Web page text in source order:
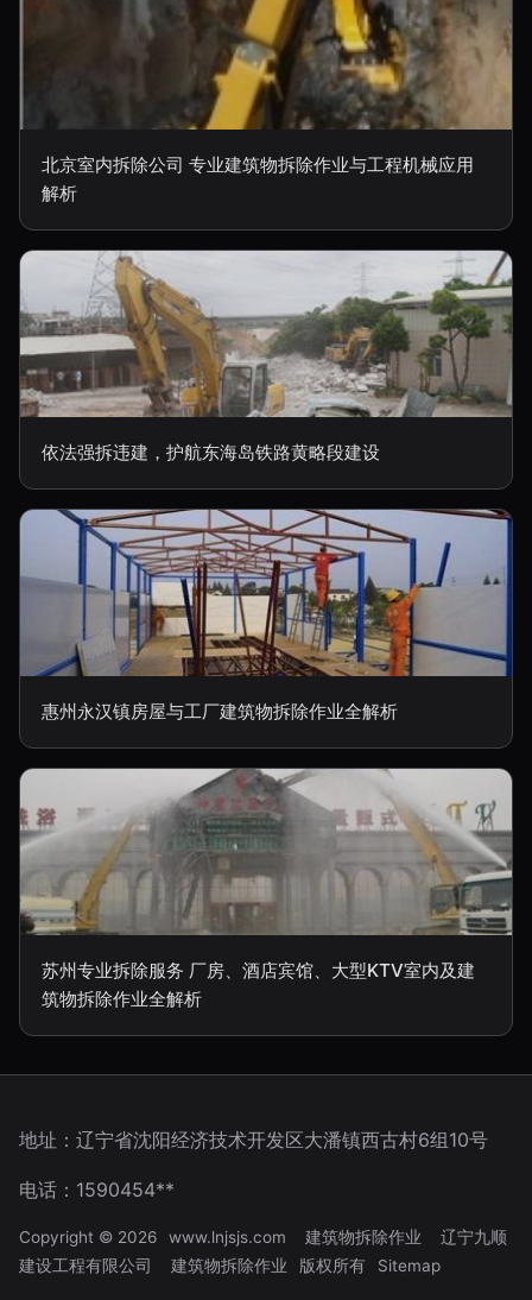
北京室内拆除公司 专业建筑物拆除作业与工程机械应用
解析
依法强拆违建，护航东海岛铁路黄略段建设
惠州永汉镇房屋与工厂建筑物拆除作业全解析
苏州专业拆除服务 厂房、酒店宾馆、大型KTV室内及建
筑物拆除作业全解析
地址：辽宁省沈阳经济技术开发区大潘镇西古村6组10号
电话：1590454**
Copyright © 2026 www.lnjsjs.com 建筑物拆除作业
辽宁九顺
建设工程有限公司
建筑物拆除作业 版权所有 Sitemap